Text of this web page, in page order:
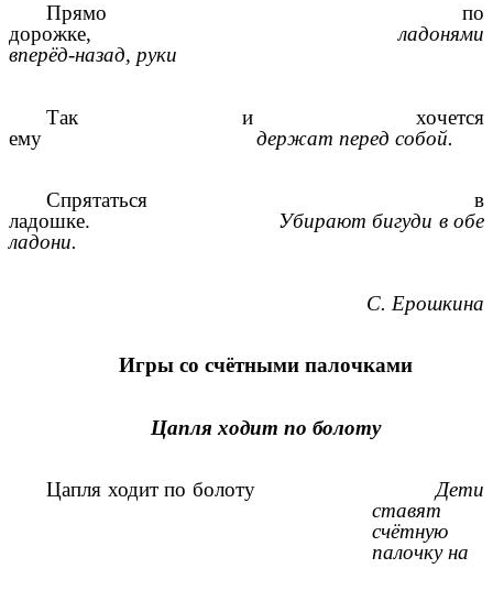
Прямо по
дорожке,ладонями
вперёд-назад, руки
Так и хочется
ему держат перед собой.
Спрятаться в
ладошке. Убирают бигуди в обе
ладони.
С. Ерошкина
Игры со счётными палочками
Цапля ходит по болоту
Цапля ходит по болоту Дети
ставят
счётную
палочку на